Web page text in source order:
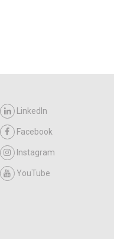
LinkedIn
Facebook
Instagram
YouTube